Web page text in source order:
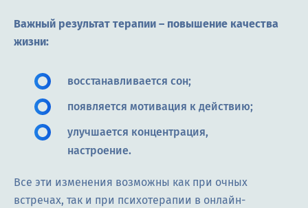
Важный результат терапии – повышение качества
жизни:
восстанавливается сон;
появляется мотивация к действию;
улучшается концентрация,
настроение.
Все эти изменения возможны как при очных
встречах, так и при психотерапии в онлайн-